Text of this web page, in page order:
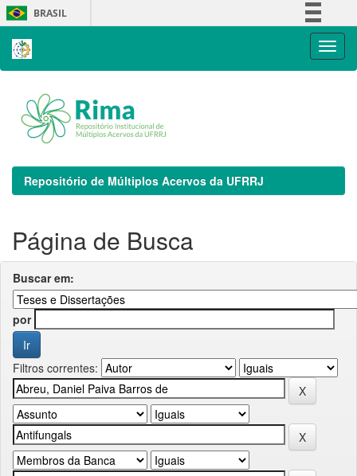
Skip
navigation
BRASIL
Repositório de Múltiplos Acervos da UFRRJ
Página de Busca
Buscar em:
por
Filtros correntes: